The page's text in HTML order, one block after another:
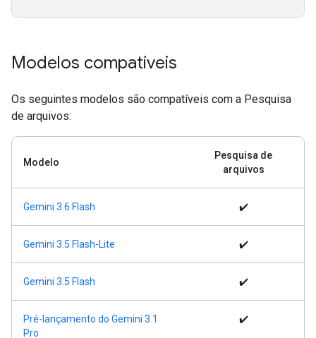
Modelos compatíveis
Os seguintes modelos são compatíveis com a Pesquisa
de arquivos:
Modelo
Pesquisa de
arquivos
Gemini 3.6 Flash ✔️
Gemini 3.5 Flash-Lite ✔️
Gemini 3.5 Flash ✔️
Pré-lançamento do Gemini 3.1
Pro
✔️